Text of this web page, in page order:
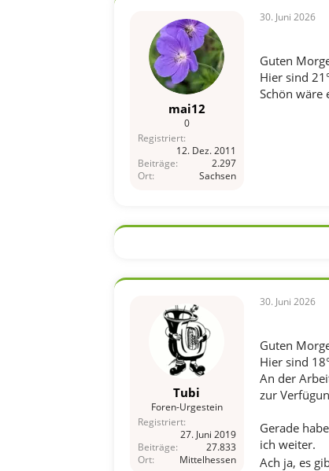
i
n
:
mai12
0
Registriert
12. Dez. 2011
Beiträge
2.297
Ort
Sachsen
30. Juni 2026
Guten
Hier sind
Schön wäre
Tubi
Foren-Urgestein
Registriert
27. Juni 2019
Beiträge
27.833
Ort
Mittelhessen
30. Juni 2026
Guten
Hier sind
An der
zur
Gerade
ich weiter.
Ach ja, es